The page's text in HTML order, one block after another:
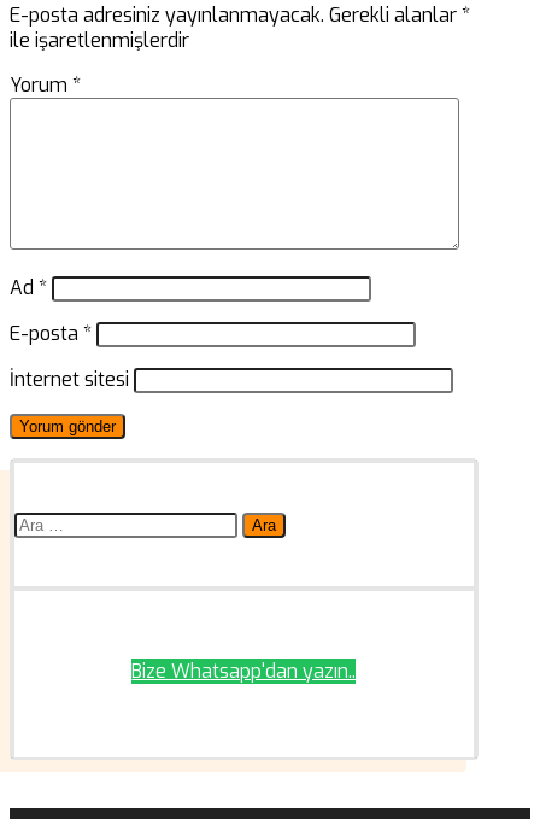
E-posta adresiniz yayınlanmayacak. Gerekli alanlar*
ile işaretlenmişlerdir
Yorum *
Ad *
E-posta *
İnternet sitesi
Arama:
Bize Whatsapp'dan yazın..